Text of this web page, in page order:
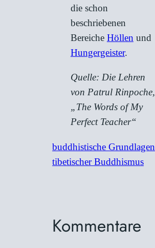
die schon
beschriebenen
Bereiche Höllen und
Hungergeister.
Quelle: Die Lehren
von Patrul Rinpoche,
„The Words of My
Perfect Teacher“
buddhistische Grundlagen
tibetischer Buddhismus
Kommentare